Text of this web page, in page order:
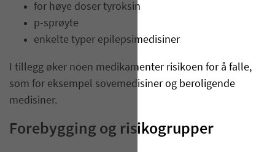
for høye doser tyroksin
p-sprøyte
enkelte typer epilepsimedisiner
I tillegg øker noen medikamenter risikoen for å falle,
som for eksempel sovemedisiner og beroligende
medisiner.
Forebygging og risikogrupper